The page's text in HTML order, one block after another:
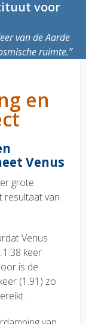
voor
van de Aarde
ruimte.
en
Venus
grote
resultaat van
Venus
keer
is de
(1.91) zo